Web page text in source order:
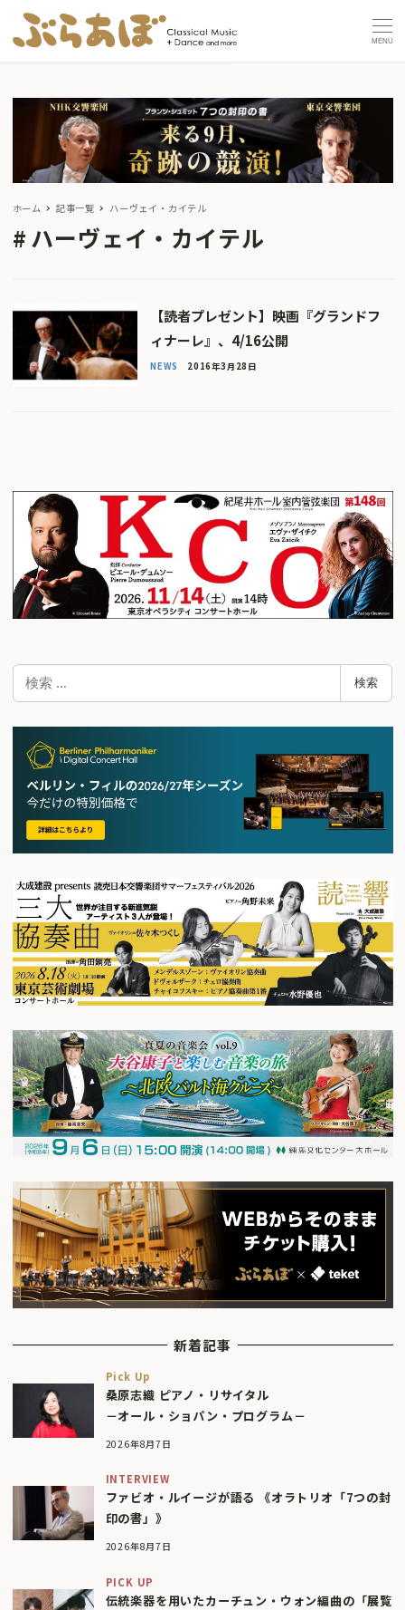
MENU
ホーム 記事一覧 ハーヴェイ・カイテル
ハーヴェイ・カイテル
【読者プレゼント】映画『グランドフ
ィナーレ』、4/16公開
NEWS 2016年3月28日
検
検索
新着記事
Pick Up
桑原志織 ピアノ・リサイタル
－オール・ショパン・プログラム－
2026年8月7日
INTERVIEW
ファビオ・ルイージが語る 《オラトリオ「7つの封
印の書」》
2026年8月7日
PICK UP
伝統楽器を用いたカーチュン・ウォン編曲の「展覧